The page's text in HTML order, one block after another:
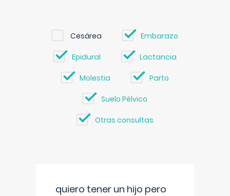
Cesárea Embarazo
Epidural Lactancia
Molestia Parto
Suelo Pélvico
Otras consultas
quiero tener un hijo pero